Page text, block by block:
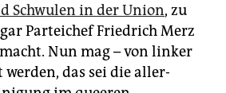
Schwulen in der Union, zu
Parteichef Friedrich Merz
Nun mag – von linker
werden, das sei die aller­